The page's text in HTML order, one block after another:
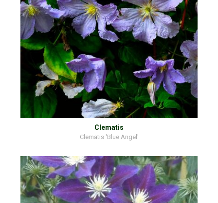
Clematis
Clematis 'Blue Angel'